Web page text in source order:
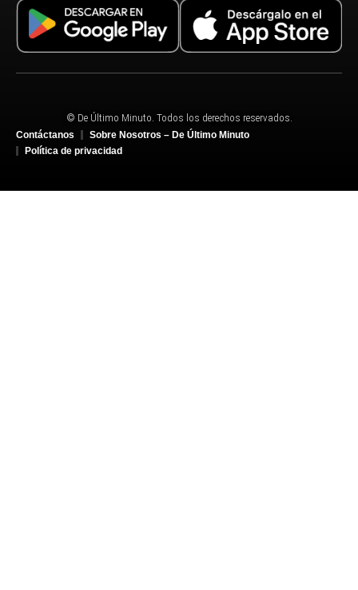
© De Último Minuto. Todos los derechos reservados.
Contáctanos
Sobre Nosotros – De Último Minuto
Política de privacidad